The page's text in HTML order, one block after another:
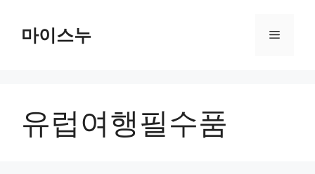
마이스누 메
유럽여행필수품